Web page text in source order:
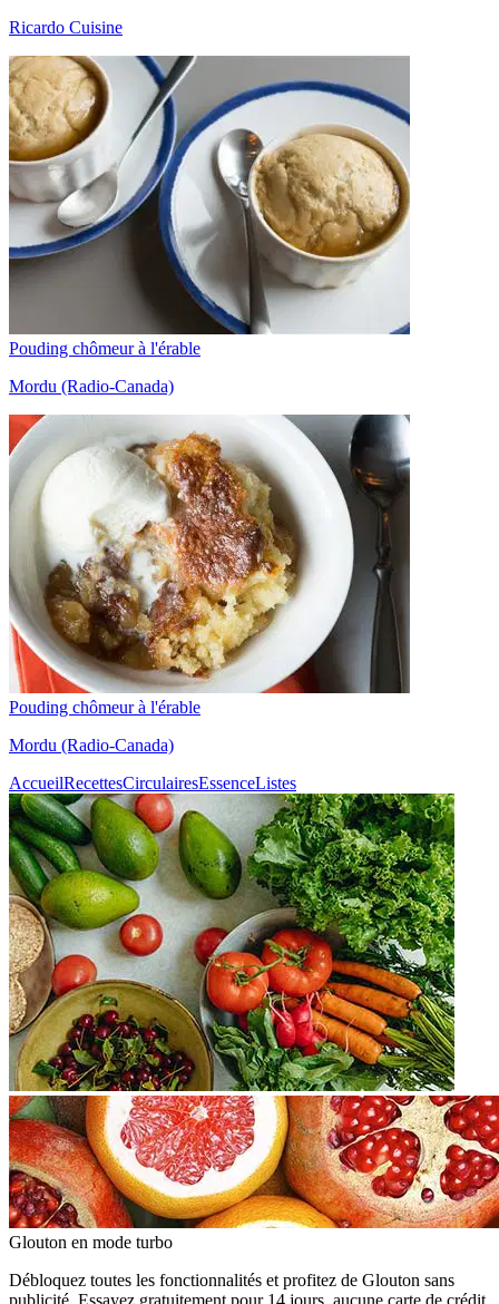
Ricardo Cuisine
Pouding chômeur à l'érable
Mordu (Radio-Canada)
Pouding chômeur à l'érable
Mordu (Radio-Canada)
AccueilRecettesCirculairesEssenceListes
Glouton en mode turbo
Débloquez toutes les fonctionnalités et profitez de Glouton sans
publicité. Essayez gratuitement pour 14 jours, aucune carte de crédit